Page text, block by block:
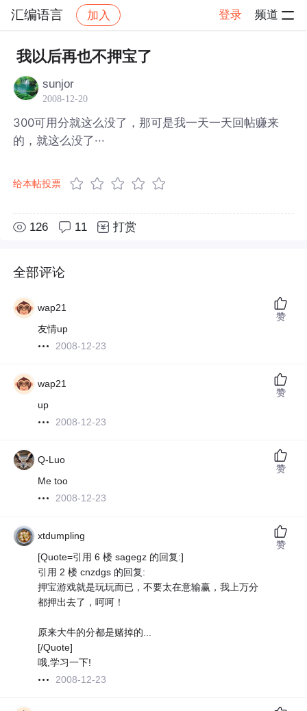
汇编语言 加入 登录 频道
社区 汇编语言 帖子详情
我以后再也不押宝了
sunjor
2008-12-20
300可用分就这么没了，那可是我一天一天回帖赚来
的，就这么没了···
给本帖投票
126 11 打赏
全部评论
wap21
友情up
2008-12-23
赞
wap21
up
2008-12-23
赞
Q-Luo
Me too
2008-12-23
赞
xtdumpling
[Quote=引用 6 楼 sagegz 的回复:]
引用 2 楼 cnzdgs 的回复:
押宝游戏就是玩玩而已，不要太在意输赢，我上万分
都押出去了，呵呵！
原来大牛的分都是赌掉的...
[/Quote]
哦,学习一下!
2008-12-23
赞